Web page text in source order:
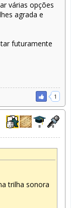
várias opções
agrada e
futuramente
1
trilha sonora